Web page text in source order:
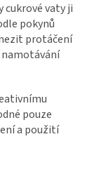
cukrové vaty ji
pokynů
protáčení
namotávání
pouze
a použití